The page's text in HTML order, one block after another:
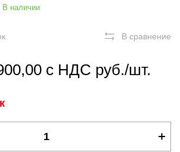
В наличии
В сравнение
с НДС руб./шт.